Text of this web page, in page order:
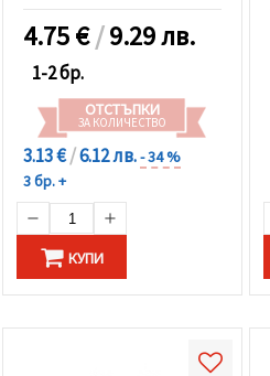
4.75€/9.29 лв.
1-2 бр.
ОТСТЪПКИ
ЗА КОЛИЧЕСТВО
3.13 €/6.12 лв.- 34 %
3 бр. +
КУПИ